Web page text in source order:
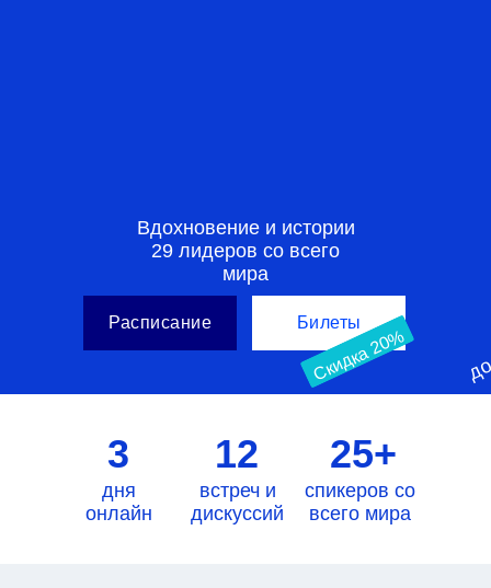
Расписание Билеты
Вдохновение и истории
29 лидеров со всего
мира
Скидка 20%
3
дня
онлайн
12
встреч и
дискуссий
25+
спикеров со
всего мира